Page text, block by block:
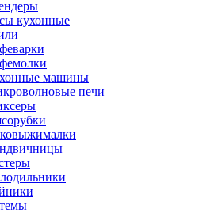
кухонные
машины
печи